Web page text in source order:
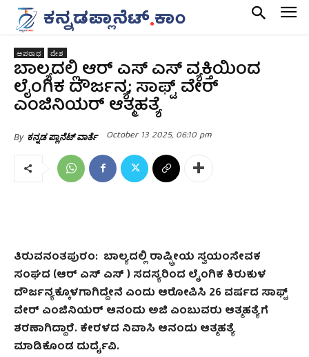
ಅಪರಾಧ ದೇಶ
ಬಾಲ್ಯದಲ್ಲಿ ಆರ್‌ ಎಸ್‌ ಎಸ್‌ ವ್ಯಕ್ತಿಯಿಂದ
ಲೈಂಗಿಕ ದೌರ್ಜನ್ಯ; ಸಾಫ್ಟ್‌ ವೇರ್
ಎಂಜಿನಿಯರ್ ಆತ್ಮಹತ್ಯೆ
By ಕನ್ನಡ ಪ್ಲಾನೆಟ್ ವಾರ್ತೆ October 13 2025, 06:10 pm
ತಿರುವನಂತಪುರಂ: ಬಾಲ್ಯದಲ್ಲಿ ರಾಷ್ಟ್ರೀಯ ಸ್ವಯಂಸೇವಕ
ಸಂಘದ (ಆರ್‌ ಎಸ್‌ ಎಸ್‌ ) ಸದಸ್ಯರಿಂದ ಲೈಂಗಿಕ ಕಿರುಕುಳ
ದೌರ್ಜನ್ಯಕ್ಕೊಳಗಾಗಿದ್ದೇನೆ ಎಂದು ಆರೋಪಿಸಿ 26 ವರ್ಷದ ಸಾಫ್ಟ್‌
ವೇರ್ ಎಂಜಿನಿಯರ್ ಆನಂದು ಅಜಿ ಎಂಬುವರು ಆತ್ಮಹತ್ಯೆಗೆ
ಶರಣಾಗಿದ್ದಾರೆ. ಕೇರಳದ ನಿವಾಸಿ ಆನಂದು ಆತ್ಮಹತ್ಯೆ
ಮಾಡಿಕೊಂಡ ದುರ್ದೈವಿ.